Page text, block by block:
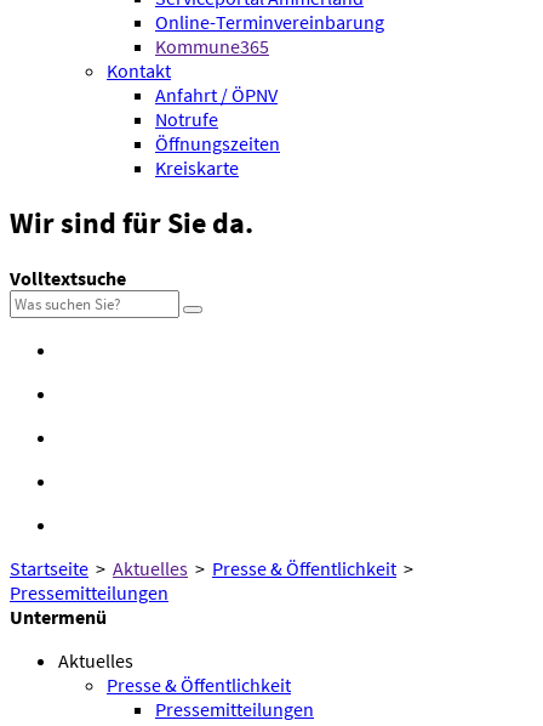
Online-Terminvereinbarung
Kommune365
Kontakt
Anfahrt / ÖPNV
Notrufe
Öffnungszeiten
Kreiskarte
Wir sindfür Sie da.
Volltextsuche
Startseite > Aktuelles > Presse & Öffentlichkeit >
Pressemitteilungen
Untermenü
Aktuelles
Presse & Öffentlichkeit
Pressemitteilungen